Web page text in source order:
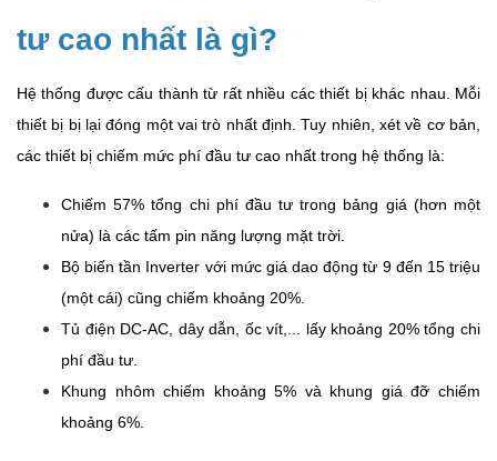
tư cao nhất là gì?
Hệ thống được cấu thành từ rất nhiều các thiết bị khác nhau. Mỗi
thiết bị bị lại đóng một vai trò nhất định. Tuy nhiên, xét về cơ bản,
các thiết bị chiếm mức phí đầu tư cao nhất trong hệ thống là:
Chiếm 57% tổng chi phí đầu tư trong bảng giá (hơn một
nửa) là các tấm pin năng lượng mặt trời.
Bộ biến tần Inverter với mức giá dao động từ 9 đến 15 triệu
(một cái) cũng chiếm khoảng 20%.
Tủ điện DC-AC, dây dẫn, ốc vít,... lấy khoảng 20% tổng chi
phí đầu tư.
Khung nhôm chiếm khoảng 5% và khung giá đỡ chiếm
khoảng 6%.